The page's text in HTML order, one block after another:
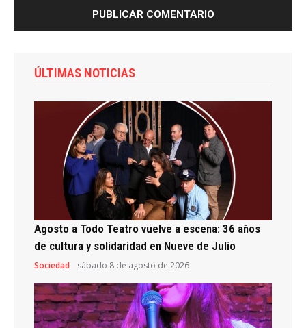
ÚLTIMAS NOTICIAS
Agosto a Todo Teatro vuelve a escena: 36 años
de cultura y solidaridad en Nueve de Julio
Sociedad sábado 8 de agosto de 2026